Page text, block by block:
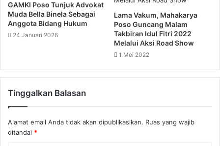
GAMKI Poso Tunjuk Advokat
Muda Bella Binela Sebagai
Anggota Bidang Hukum
24 Januari 2026
Lama Vakum, Mahakarya
Poso Guncang Malam
Takbiran Idul Fitri 2022
Melalui Aksi Road Show
1 Mei 2022
Tinggalkan Balasan
Alamat email Anda tidak akan dipublikasikan. Ruas yang wajib
ditandai *